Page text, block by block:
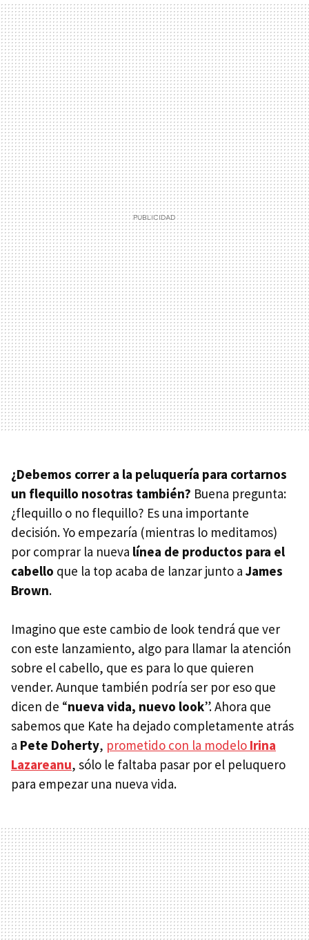
¿Debemos correr a la peluquería para cortarnos
un flequillo nosotras también? Buena pregunta:
¿flequillo o no flequillo? Es una importante
decisión. Yo empezaría (mientras lo meditamos)
por comprar la nueva línea de productos para el
cabello que la top acaba de lanzar junto a James
Brown.
Imagino que este cambio de look tendrá que ver
con este lanzamiento, algo para llamar la atención
sobre el cabello, que es para lo que quieren
vender. Aunque también podría ser por eso que
dicen de “nueva vida, nuevo look”. Ahora que
sabemos que Kate ha dejado completamente atrás
a Pete Doherty, prometido con la modelo Irina
Lazareanu, sólo le faltaba pasar por el peluquero
para empezar una nueva vida.